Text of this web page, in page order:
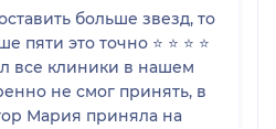
больше звезд, то
пяти это точно ⭐️ ⭐️ ⭐️ ⭐️
не смог принять, в
Мария приняла на